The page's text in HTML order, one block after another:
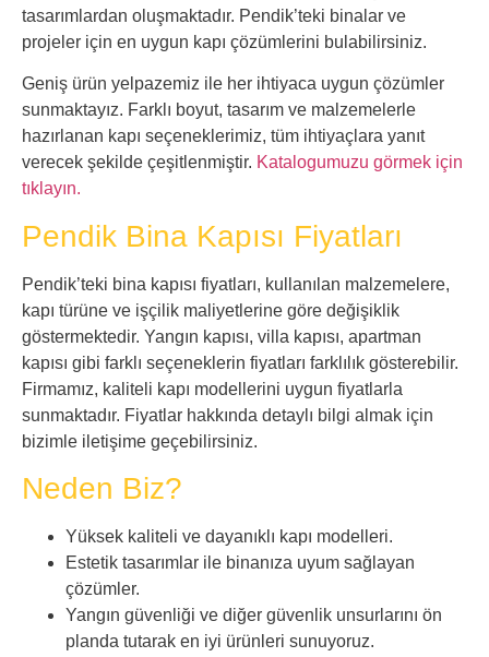
tasarımlardan oluşmaktadır. Pendik’teki binalar ve
projeler için en uygun kapı çözümlerini bulabilirsiniz.
Geniş ürün yelpazemiz ile her ihtiyaca uygun çözümler
sunmaktayız. Farklı boyut, tasarım ve malzemelerle
hazırlanan kapı seçeneklerimiz, tüm ihtiyaçlara yanıt
verecek şekilde çeşitlenmiştir. Katalogumuzu görmek için
tıklayın.
Pendik Bina Kapısı Fiyatları
Pendik’teki bina kapısı fiyatları, kullanılan malzemelere,
kapı türüne ve işçilik maliyetlerine göre değişiklik
göstermektedir. Yangın kapısı, villa kapısı, apartman
kapısı gibi farklı seçeneklerin fiyatları farklılık gösterebilir.
Firmamız, kaliteli kapı modellerini uygun fiyatlarla
sunmaktadır. Fiyatlar hakkında detaylı bilgi almak için
bizimle iletişime geçebilirsiniz.
Neden Biz?
Yüksek kaliteli ve dayanıklı kapı modelleri.
Estetik tasarımlar ile binanıza uyum sağlayan
çözümler.
Yangın güvenliği ve diğer güvenlik unsurlarını ön
planda tutarak en iyi ürünleri sunuyoruz.